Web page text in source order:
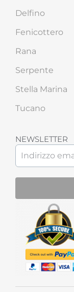
Delfino
Fenicottero
Rana
Serpente
Stella Marina
Tucano
NEWSLETTER